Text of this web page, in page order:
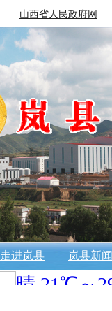
山西省人民政府网
走进岚县 岚县新闻